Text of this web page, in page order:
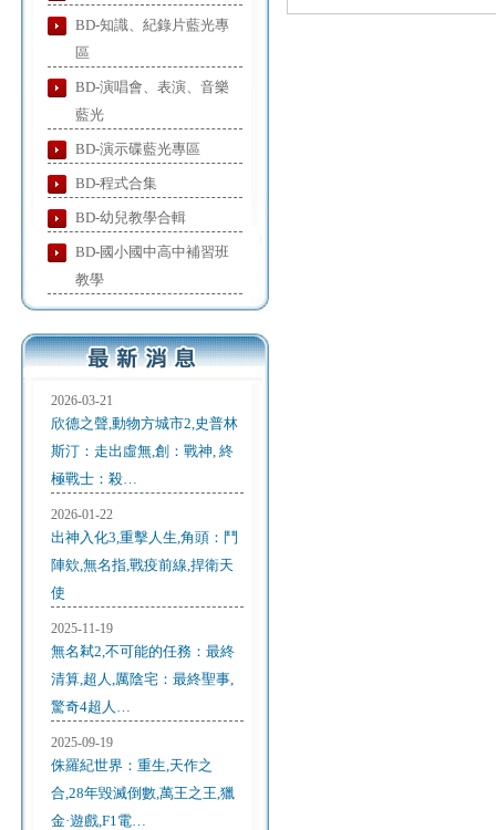
BD-知識、紀錄片藍光專
區
BD-演唱會、表演、音樂
藍光
BD-演示碟藍光專區
BD-程式合集
BD-幼兒教學合輯
BD-國小國中高中補習班
教學
2026-03-21
欣德之聲,動物方城市2,史普林
斯汀：走出虛無,創：戰神, 終
極戰士：殺…
2026-01-22
出神入化3,重擊人生,角頭：鬥
陣欸,無名指,戰疫前線,捍衛天
使
2025-11-19
無名弒2,不可能的任務：最終
清算,超人,厲陰宅：最終聖事,
驚奇4超人…
2025-09-19
侏羅紀世界：重生,天作之
合,28年毀滅倒數,萬王之王,獵
金·遊戲,F1電…